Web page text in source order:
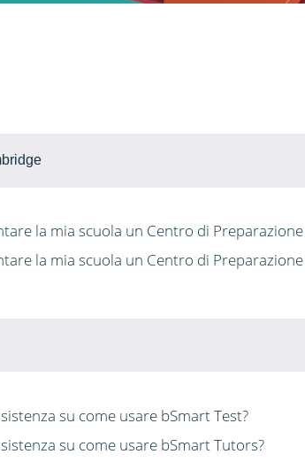
la mia scuola un Centro di
la mia scuola un Centro di
su come usare bSmart Test?
su come usare bSmart Tutors?